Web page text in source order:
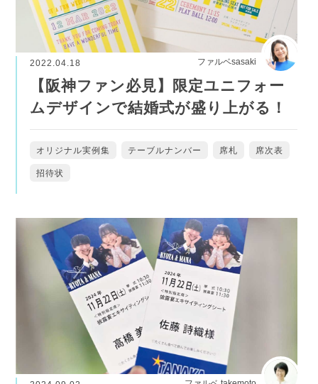
ファルベsasaki
2022.04.18
【阪神ファン必見】限定ユニフォー
ムデザインで結婚式が盛り上がる！
オリジナル実例集 テーブルナンバー 席札 席次表
招待状